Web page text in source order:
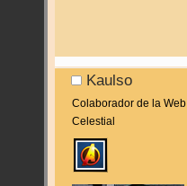
Kaulso
Colaborador de la Web
Celestial